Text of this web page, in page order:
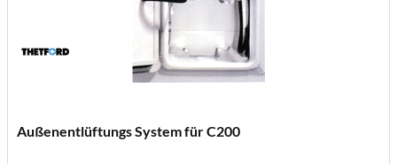
Außenentlüftungs System für C200